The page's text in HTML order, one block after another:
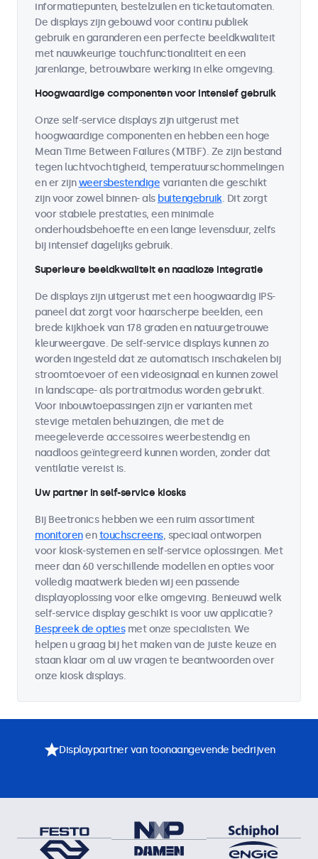
informatiepunten, bestelzuilen en ticketautomaten.
De displays zijn gebouwd voor continu publiek
gebruik en garanderen een perfecte beeldkwaliteit
met nauwkeurige touchfunctionaliteit en een
jarenlange, betrouwbare werking in elke omgeving.
Hoogwaardige componenten voor intensief gebruik
Onze self-service displays zijn uitgerust met
hoogwaardige componenten en hebben een hoge
Mean Time Between Failures (MTBF). Ze zijn bestand
tegen luchtvochtigheid, temperatuurschommelingen
en er zijnweersbestendige varianten die geschikt
zijn voor zowel binnen- als buitengebruik. Dit zorgt
voor stabiele prestaties, een minimale
onderhoudsbehoefte en een lange levensduur, zelfs
bij intensief dagelijks gebruik.
Superieure beeldkwaliteit en naadloze integratie
De displays zijn uitgerust met een hoogwaardig IPS-
paneel dat zorgt voor haarscherpe beelden, een
brede kijkhoek van 178 graden en natuurgetrouwe
kleurweergave. De self-service displays kunnen zo
worden ingesteld dat ze automatisch inschakelen bij
stroomtoevoer of een videosignaal en kunnen zowel
in landscape- als portraitmodus worden gebruikt.
Voor inbouwtoepassingen zijn er varianten met
stevige metalen behuizingen, die met de
meegeleverde accessoires weerbestendig en
naadloos geïntegreerd kunnen worden, zonder dat
ventilatie vereist is.
Uw partner in self-service kiosks
Bij Beetronics hebben we een ruim assortiment
monitorenentouchscreens, speciaal ontworpen
voor kiosk-systemen en self-service oplossingen. Met
meer dan 60 verschillende modellen en opties voor
volledig maatwerk bieden wij een passende
displayoplossing voor elke omgeving. Benieuwd welk
self-service display geschikt is voor uw applicatie?
Bespreek de optiesmet onze specialisten. We
helpen u graag bij het maken van de juiste keuze en
staan klaar om al uw vragen te beantwoorden over
onze kiosk displays.
Displaypartner van toonaangevende bedrijven